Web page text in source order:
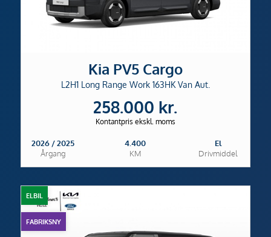
Kia PV5 Cargo
L2H1 Long Range Work 163HK Van Aut.
258.000 kr.
Kontantpris ekskl. moms
2026 / 2025
Årgang
4.400
KM
El
Drivmiddel
ELBIL
FABRIKSNY